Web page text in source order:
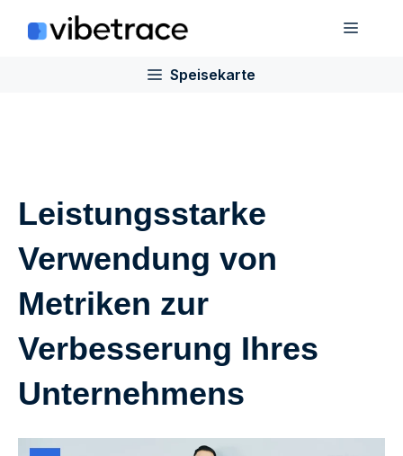
Inhalt
Speisekarte
Leistungsstarke
Verwendung von
Metriken zur
Verbesserung Ihres
Unternehmens